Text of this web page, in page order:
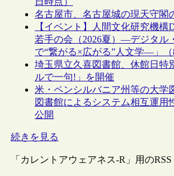
名古屋市、名古屋城の現天守閣
【イベント】人間文化研究機
若手の会（2026夏）―デジタル
で“繋がる×広がる”人文学―」（
埼玉県立久喜図書館、休館日特
ルで一句!」を開催
米・ペンシルバニア州等の大学
図書館によるシステム相互運用
公開
続きを見る
「カレントアウェアネス-R」用のRSS